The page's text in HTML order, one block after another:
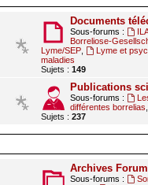
Documents
Sous-forums :
Borreliose-
Lyme/SEP
Lyme et
maladies
Sujets : 149
Publications
Sous-forums :
différentes borrelias
Sujets : 237
Archives
Sous-forums :